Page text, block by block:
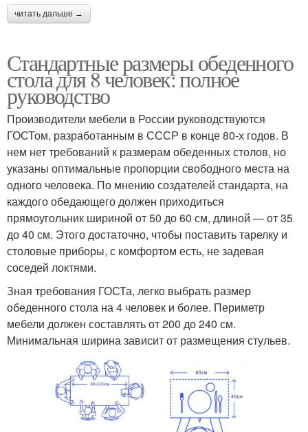
читать дальше →
Стандартные размеры обеденного
стола для 8 человек: полное
руководство
Производители мебели в России руководствуются
ГОСТом, разработанным в СССР в конце 80-х годов. В
нем нет требований к размерам обеденных столов, но
указаны оптимальные пропорции свободного места на
одного человека. По мнению создателей стандарта, на
каждого обедающего должен приходиться
прямоугольник шириной от 50 до 60 см, длиной — от 35
до 40 см. Этого достаточно, чтобы поставить тарелку и
столовые приборы, с комфортом есть, не задевая
соседей локтями.
Зная требования ГОСТа, легко выбрать размер
обеденного стола на 4 человек и более. Периметр
мебели должен составлять от 200 до 240 см.
Минимальная ширина зависит от размещения стульев.